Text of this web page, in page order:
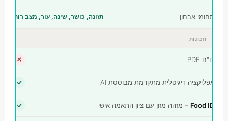
תחומי אבחון תזונה, כושר, שינה, עור, מצב רוח
תכונות
דו"ח PDF
אפליקציה דיגיטלית מתקדמת מבוססת AI
Food ID – מזהה מזון עם ציון התאמה אישי